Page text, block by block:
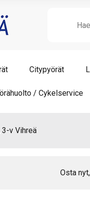
Citypyörät
/ Cykelservice
3-v Vihreä
Osta